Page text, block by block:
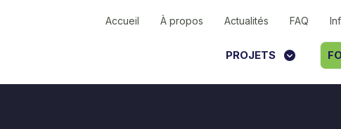
Accueil À propos Actualités FAQ
PROJETS